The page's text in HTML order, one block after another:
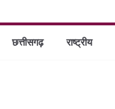
छत्तीसगढ़ राष्ट्रीय